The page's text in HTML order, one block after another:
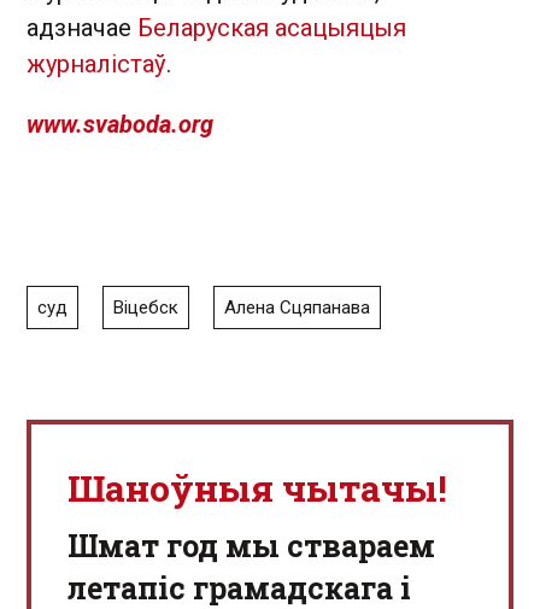
адзначае Беларуская асацыяцыя
журналістаў.
www.svaboda.org
суд Віцебск Алена Сцяпанава
Шаноўныя чытачы!
Шмат год мы ствараем
летапіс грамадскага і